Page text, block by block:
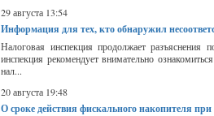
29 августа 13:54
Информация для тех, кто обнаружил
Налоговая инспекция продолжает
инспекция рекомендует внимательно
нал...
20 августа 19:48
О сроке действия фискального накопителя